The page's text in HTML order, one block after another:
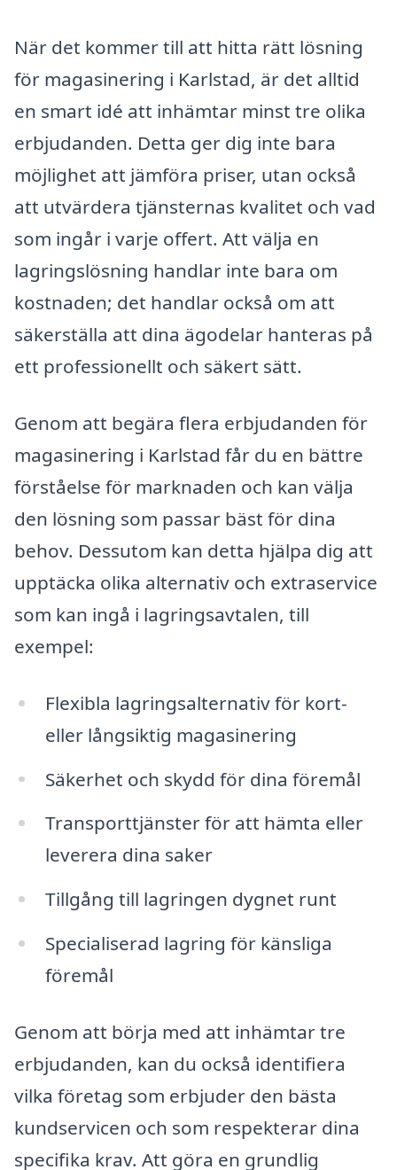
När det kommer till att hitta rätt lösning
för magasinering i Karlstad, är det alltid
en smart idé att inhämtar minst tre olika
erbjudanden. Detta ger dig inte bara
möjlighet att jämföra priser, utan också
att utvärdera tjänsternas kvalitet och vad
som ingår i varje offert. Att välja en
lagringslösning handlar inte bara om
kostnaden; det handlar också om att
säkerställa att dina ägodelar hanteras på
ett professionellt och säkert sätt.
Genom att begära flera erbjudanden för
magasinering i Karlstad får du en bättre
förståelse för marknaden och kan välja
den lösning som passar bäst för dina
behov. Dessutom kan detta hjälpa dig att
upptäcka olika alternativ och extraservice
som kan ingå i lagringsavtalen, till
exempel:
Flexibla lagringsalternativ för kort-
eller långsiktig magasinering
Säkerhet och skydd för dina föremål
Transporttjänster för att hämta eller
leverera dina saker
Tillgång till lagringen dygnet runt
Specialiserad lagring för känsliga
föremål
Genom att börja med att inhämtar tre
erbjudanden, kan du också identifiera
vilka företag som erbjuder den bästa
kundservicen och som respekterar dina
specifika krav. Att göra en grundlig